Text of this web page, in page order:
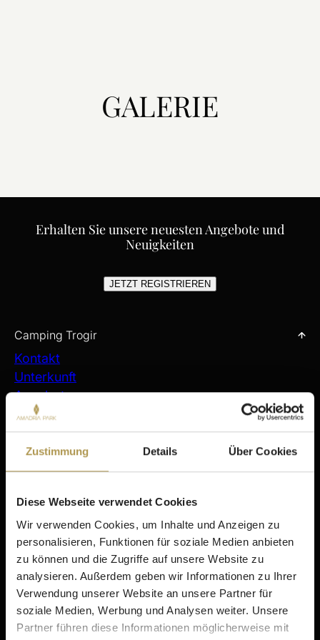
Zustimmung Details Über Cookies
Diese Webseite verwendet Cookies
Wir verwenden Cookies, um Inhalte und Anzeigen zu
personalisieren, Funktionen für soziale Medien anbieten
zu können und die Zugriffe auf unsere Website zu
analysieren. Außerdem geben wir Informationen zu Ihrer
Verwendung unserer Website an unsere Partner für
soziale Medien, Werbung und Analysen weiter. Unsere
Partner führen diese Informationen möglicherweise mit
GALERIE
Erhalten Sie unsere neuesten Angebote und
Neuigkeiten
JETZT REGISTRIEREN
Camping Trogir
Kontakt
Unterkunft
Angebote
Gastronomie
Einrichtungen
FAQ
Virtuelle Tour
Amadria Park Hotel Ivan
Amadria Park Beach Hotel Jure
Amadria Park Kids Hotel Andrija
Amadria Park Family Hotel Jakov
Amadria Park Beach Hotel Niko